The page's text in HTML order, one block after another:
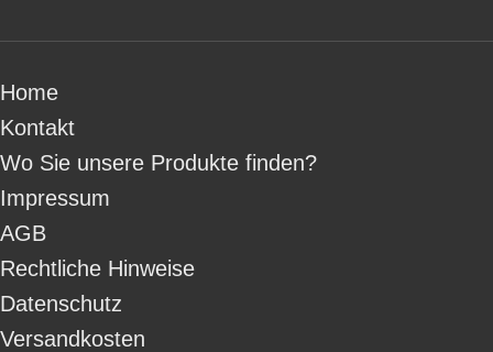
Home
Kontakt
Wo Sie unsere Produkte finden?
Impressum
AGB
Rechtliche Hinweise
Datenschutz
Versandkosten